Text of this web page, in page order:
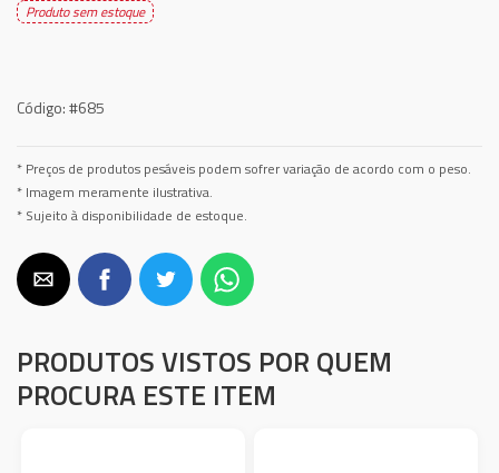
Produto sem estoque
Código:#685
* Preços de produtos pesáveis podem sofrer variação de acordo com o peso.
* Imagem meramente ilustrativa.
* Sujeito à disponibilidade de estoque.
PRODUTOS VISTOS POR QUEM
PROCURA ESTE ITEM